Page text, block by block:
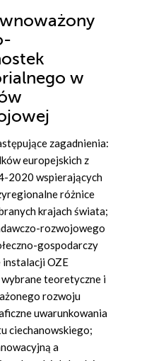
w
zagadnienia:
europejskich z
2020 wspierających
różnice
krajach świata;
rozwojowego
gospodarczy
OZE
teoretyczne i
rozwoju
uwarunkowania
ciechanowskiego;
a